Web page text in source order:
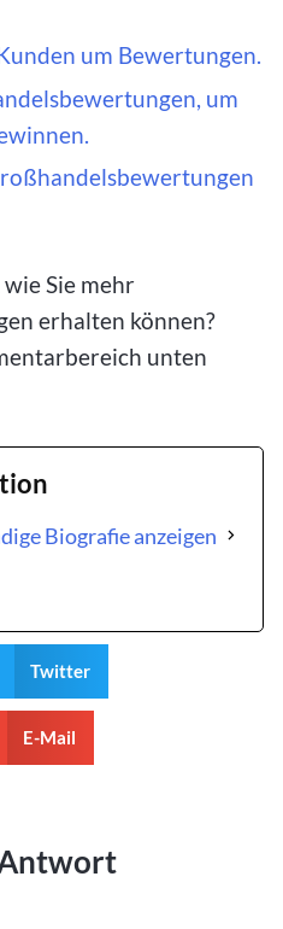
um Bewertungen.
um
wie Sie mehr
erhalten können?
unten
Biografie anzeigen
Twitter
E-Mail